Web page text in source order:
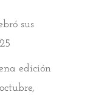
sus
edición